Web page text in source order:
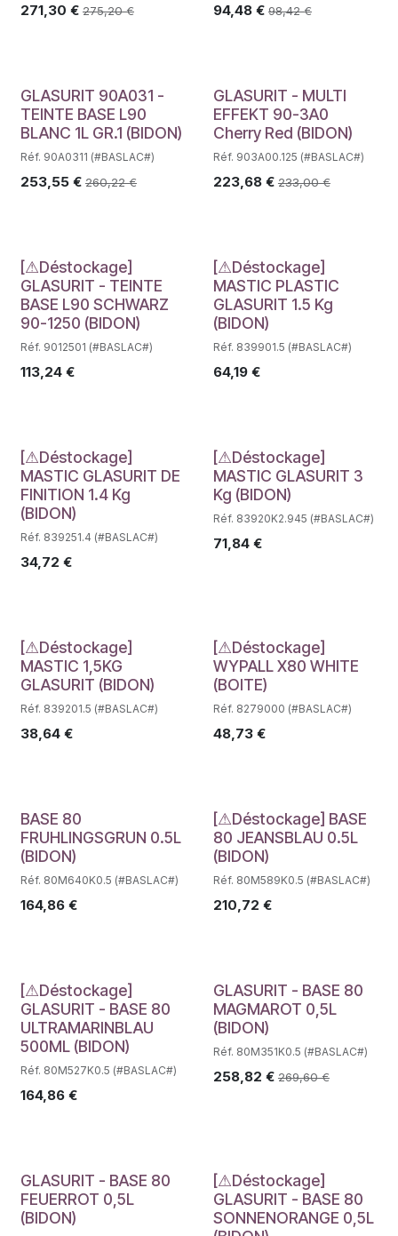
271,30 € 275,20€ 94,48€ 98,42€
GLASURIT 90A031 -
TEINTE BASE L90
BLANC 1L GR.1 (BIDON)
Réf. 90A0311 (#BASLAC#)
253,55 € 260,22€
GLASURIT - MULTI
EFFEKT 90-3A0
Cherry Red (BIDON)
Réf. 903A00.125 (#BASLAC#)
223,68€ 233,00€
Déstockage
[⚠Déstockage]
GLASURIT - TEINTE
BASE L90 SCHWARZ
90-1250 (BIDON)
Réf. 9012501 (#BASLAC#)
113,24 €
Déstockage
[⚠Déstockage]
MASTIC PLASTIC
GLASURIT 1.5 Kg
(BIDON)
Réf. 839901.5 (#BASLAC#)
64,19€
Déstockage
[⚠Déstockage]
MASTIC GLASURIT DE
FINITION 1.4 Kg
(BIDON)
Réf. 839251.4 (#BASLAC#)
34,72 €
Déstockage
[⚠Déstockage]
MASTIC GLASURIT 3
Kg (BIDON)
Réf. 83920K2.945 (#BASLAC#)
71,84€
Déstockage
[⚠Déstockage]
MASTIC 1,5KG
GLASURIT (BIDON)
Réf. 839201.5 (#BASLAC#)
38,64 €
Déstockage
[⚠Déstockage]
WYPALL X80 WHITE
(BOITE)
Réf. 8279000 (#BASLAC#)
48,73€
Déstockage
BASE 80
FRUHLINGSGRUN 0.5L
(BIDON)
Réf. 80M640K0.5 (#BASLAC#)
164,86 €
Déstockage
[⚠Déstockage] BASE
80 JEANSBLAU 0.5L
(BIDON)
Réf. 80M589K0.5 (#BASLAC#)
210,72 €
Déstockage
[⚠Déstockage]
GLASURIT - BASE 80
ULTRAMARINBLAU
500ML (BIDON)
Réf. 80M527K0.5 (#BASLAC#)
164,86 €
GLASURIT - BASE 80
MAGMAROT 0,5L
(BIDON)
Réf. 80M351K0.5 (#BASLAC#)
258,82 € 269,60€
GLASURIT - BASE 80
FEUERROT 0,5L
(BIDON)
Déstockage
[⚠Déstockage]
GLASURIT - BASE 80
SONNENORANGE 0,5L